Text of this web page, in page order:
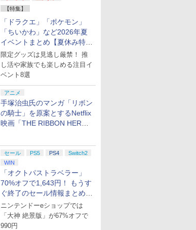
【特集】
「ドラクエ」「ポケモン」
「ちいかわ」など2026年夏
イベントまとめ【夏休み特
集】
限定グッズは見逃し厳禁！ 推
し活や家族でも楽しめる注目イ
ベント8選
アニメ
手塚治虫氏のマンガ「リボン
の騎士」を原案とするNetflix
映画「THE RIBBON HERO
セール PS5 PS4
Switch2
WIN
「オクトパストラベラー」
70%オフで1,643円！ もうす
ぐ終了のセール情報まとめ
【8月8日更新】
ニンテンドーeショップでは
「大神 絶景版」が67%オフで
990円